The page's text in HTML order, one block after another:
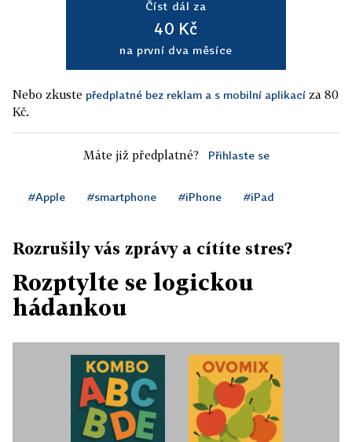
Číst dál za
40 Kč
na první dva měsíce
Nebo zkuste předplatné bez reklam a s mobilní aplikací za 80
Kč.
Máte již předplatné? Přihlaste se
#Apple #smartphone #iPhone #iPad
Rozrušily vás zprávy a cítíte stres?
Rozptylte se logickou
hádankou